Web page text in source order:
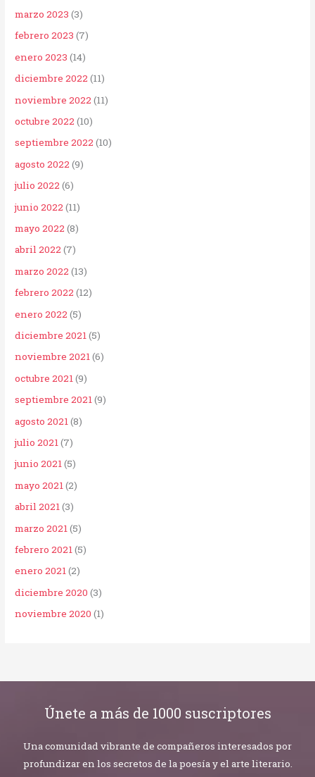
marzo 2023 (3)
febrero 2023 (7)
enero 2023 (14)
diciembre 2022 (11)
noviembre 2022 (11)
octubre 2022 (10)
septiembre 2022 (10)
agosto 2022 (9)
julio 2022 (6)
junio 2022 (11)
mayo 2022 (8)
abril 2022 (7)
marzo 2022 (13)
febrero 2022 (12)
enero 2022 (5)
diciembre 2021(5)
noviembre 2021(6)
octubre 2021(9)
septiembre 2021(9)
agosto 2021(8)
julio 2021(7)
junio 2021(5)
mayo 2021(2)
abril 2021(3)
marzo 2021(5)
febrero 2021(5)
enero 2021(2)
diciembre 2020 (3)
noviembre 2020 (1)
Únete a más de 1000 suscriptores
Una comunidad vibrante de compañeros interesados por
profundizar en los secretos de la poesía y el arte literario.